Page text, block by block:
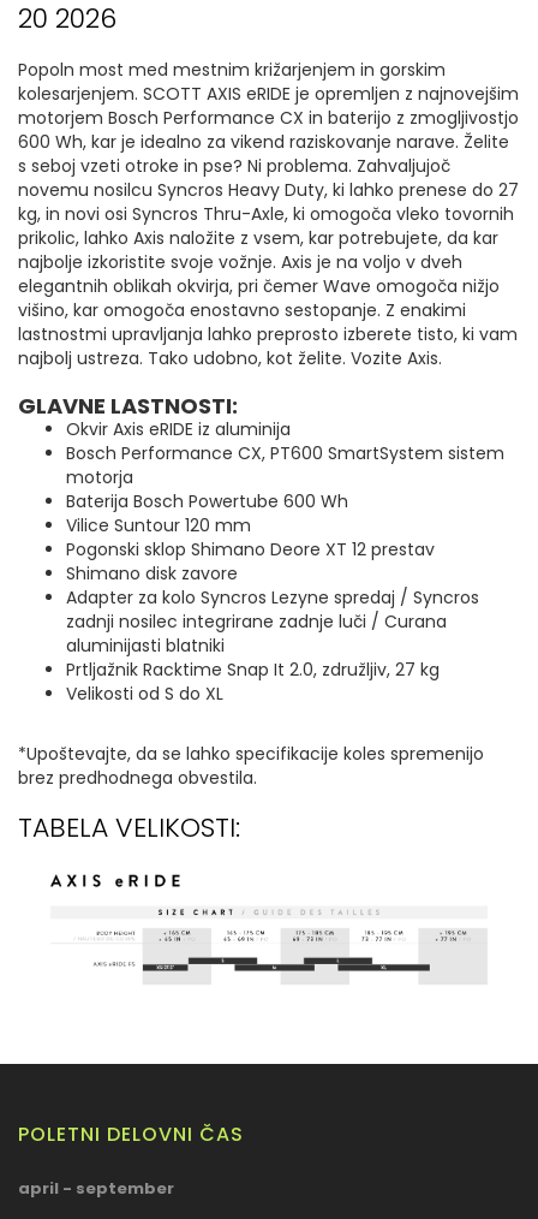
20 2026
Popoln most med mestnim križarjenjem in gorskim
kolesarjenjem. SCOTT AXIS eRIDE je opremljen z najnovejšim
motorjem Bosch Performance CX in baterijo z zmogljivostjo
600 Wh, kar je idealno za vikend raziskovanje narave. Želite
s seboj vzeti otroke in pse? Ni problema. Zahvaljujoč
novemu nosilcu Syncros Heavy Duty, ki lahko prenese do 27
kg, in novi osi Syncros Thru-Axle, ki omogoča vleko tovornih
prikolic, lahko Axis naložite z vsem, kar potrebujete, da kar
najbolje izkoristite svoje vožnje. Axis je na voljo v dveh
elegantnih oblikah okvirja, pri čemer Wave omogoča nižjo
višino, kar omogoča enostavno sestopanje. Z enakimi
lastnostmi upravljanja lahko preprosto izberete tisto, ki vam
najbolj ustreza. Tako udobno, kot želite. Vozite Axis.
GLAVNE LASTNOSTI:
Okvir Axis eRIDE iz aluminija
Bosch Performance CX, PT600 SmartSystem sistem
motorja
Baterija Bosch Powertube 600 Wh
Vilice Suntour 120 mm
Pogonski sklop Shimano Deore XT 12 prestav
Shimano disk zavore
Adapter za kolo Syncros Lezyne spredaj / Syncros
zadnji nosilec integrirane zadnje luči / Curana
aluminijasti blatniki
Prtljažnik Racktime Snap It 2.0, združljiv, 27 kg
Velikosti od S do XL
*Upoštevajte, da se lahko specifikacije koles spremenijo
brez predhodnega obvestila.
TABELA VELIKOSTI:
POLETNI DELOVNI ČAS
april - september